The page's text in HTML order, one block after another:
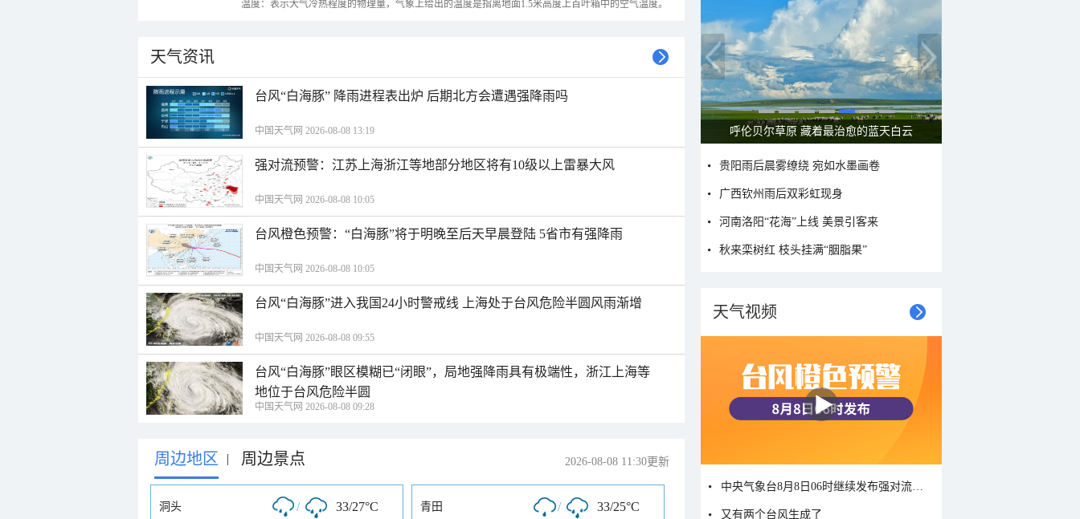
温度：表示大气冷热程度的物理量，气象上给出的温度是指离地面1.5米高度上百叶箱中的空气温度。
天气资讯
台风“白海豚” 降雨进程表出炉 后期北方会遭遇强降雨吗
中国天气网 2026-08-08 13:19
强对流预警：江苏上海浙江等地部分地区将有10级以上雷暴大风
中国天气网 2026-08-08 10:05
台风橙色预警：“白海豚”将于明晚至后天早晨登陆 5省市有强降雨
中国天气网 2026-08-08 10:05
台风“白海豚”进入我国24小时警戒线 上海处于台风危险半圆风雨渐增
中国天气网 2026-08-08 09:55
台风“白海豚”眼区模糊已“闭眼”，局地强降雨具有极端性，浙江上海等
地位于台风危险半圆
中国天气网 2026-08-08 09:28
周边地区 | 周边景点 2026-08-08 11:30更新
洞头 / 33/27°C 青田 / 33/25°C
呼伦贝尔草原 藏着最治愈的蓝天白云
贵阳雨后晨雾缭绕 宛如水墨画卷
广西钦州雨后双彩虹现身
河南洛阳“花海”上线 美景引客来
秋来栾树红 枝头挂满“胭脂果”
天气视频
又有两个台风生成了